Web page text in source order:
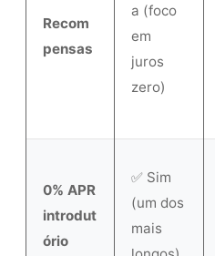
Recom
pensas
a (foco
em
juros
zero)
0% APR
introdut
ório
✅ Sim
(um dos
mais